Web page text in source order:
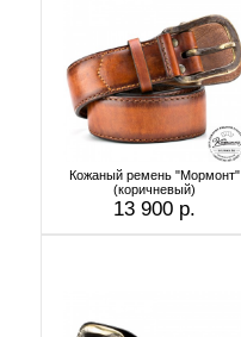
Кожаный ремень "Мормонт"
(коричневый)
13 900 р.